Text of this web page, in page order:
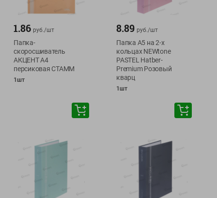
1.86 руб./шт
Папка-
скоросшиватель
АКЦЕНТ А4
персиковая СТАММ
1шт
8.89 руб./шт
Папка А5 на 2-х
кольцах NEWtone
PASTEL Hatber-
Premium Розовый
кварц
1шт